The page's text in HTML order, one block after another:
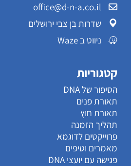
office@d-n-a.co.il
שדרות בן צבי ירושלים
ניווט ב Waze
קטגוריות
הסיפור של DNA
תאורת פנים
תאורת חוץ
תהליך הזמנה
פרוייקטים לדוגמא
מאמרים וטיפים
פגישה עם יועצי DNA